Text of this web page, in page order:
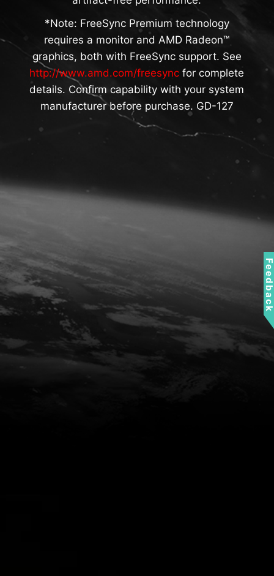
*Note: FreeSync Premium technology
requires a monitor and AMD Radeon™
graphics, both with FreeSync support. See
http://www.amd.com/freesync for complete
details. Confirm capability with your system
manufacturer before purchase. GD-127